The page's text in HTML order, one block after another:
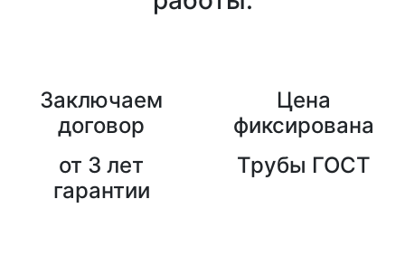
Заключаем
договор
Цена
фиксирована
от 3 лет
гарантии
Трубы ГОСТ